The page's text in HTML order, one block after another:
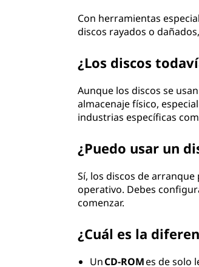
Con herramientas
discos rayados o
¿Los discos
Aunque los discos se
almacenaje físico,
industrias específicas
¿Puedo usar un
Sí, los discos de
operativo. Debes
comenzar.
¿Cuál es la
UnCD-ROMes de solo